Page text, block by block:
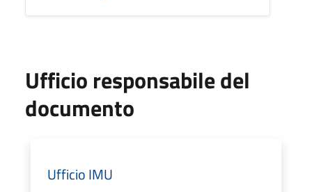
Ufficio responsabile del
documento
Ufficio IMU